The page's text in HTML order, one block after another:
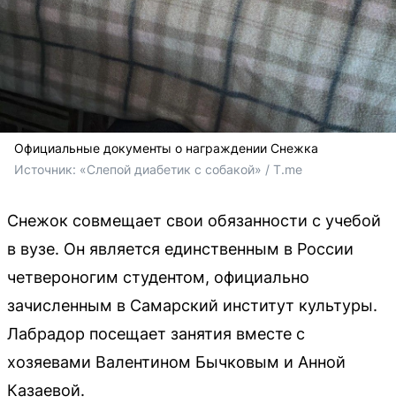
Официальные документы о награждении Снежка
Источник: «Слепой диабетик с собакой» / T.me
Снежок совмещает свои обязанности с учебой
в вузе. Он является единственным в России
четвероногим студентом, официально
зачисленным в Самарский институт культуры.
Лабрадор посещает занятия вместе с
хозяевами Валентином Бычковым и Анной
Казаевой.